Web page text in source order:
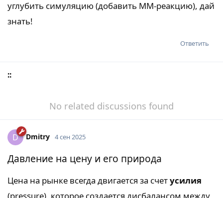
углубить симуляцию (добавить MM-реакцию), дай
знать!
Ответить
::
No related discussions found
D Dmitry 4 сен 2025
Давление на цену и его природа
Цена на рынке всегда двигается за счетусилия
(pressure), которое создается дисбалансом между